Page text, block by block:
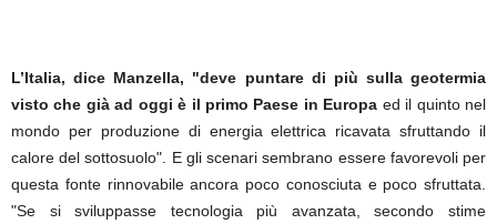
L’Italia, dice Manzella, "deve puntare di più sulla geotermia
visto che già ad oggi è il primo Paese in Europa ed il quinto nel
mondo per produzione di energia elettrica ricavata sfruttando il
calore del sottosuolo". E gli scenari sembrano essere favorevoli per
questa fonte rinnovabile ancora poco conosciuta e poco sfruttata.
"Se si sviluppasse tecnologia più avanzata, secondo stime